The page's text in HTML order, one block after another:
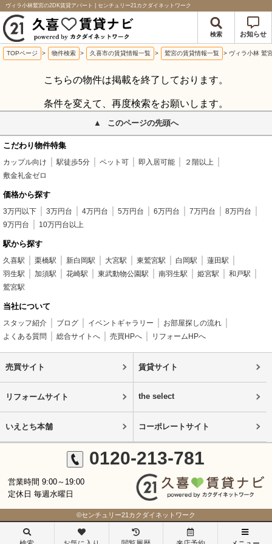
ヴィラ小林鷲宮の2DK賃貸アパート | センチュリー21カクダイネットワーク
検索 お知らせ
TOPページ > 物件検索 > 久喜市の賃貸情報一覧 > 鷲宮の賃貸情報一覧 > ヴィラ小林 鷲
こちらの物件は掲載を終了しております。
条件を変えて、再度検索をお願いします。
このページの先頭へ
こだわり物件特集
カップル向け 駅徒歩5分 ペット可 即入居可能
２階以上
敷金礼金ゼロ
価格から探す
3万円以下 3万円台 4万円台 5万円台 6万円台 7万円台
8万円台
9万円台
10万円台以上
駅から探す
久喜駅 栗橋駅 新白岡駅 大宮駅 東鷲宮駅 白岡駅
蓮田駅
羽生駅
加須駅 花崎駅 東武動物公園駅 南羽生駅 姫宮駅
和戸駅
鷲宮駅
当社について
スタッフ紹介 ブログ イベントギャラリー
お部屋探しの流れ
よくある質問
総合サイトへ 売買HPへ リフォームHPへ
売買サイト 賃貸サイト
リフォームサイト the select
いえとち本舗 コーポレートサイト
0120-213-781
営業時間 9:00～19:00
定休日 毎週水曜日
©センチュリー21カクダイネットワーク